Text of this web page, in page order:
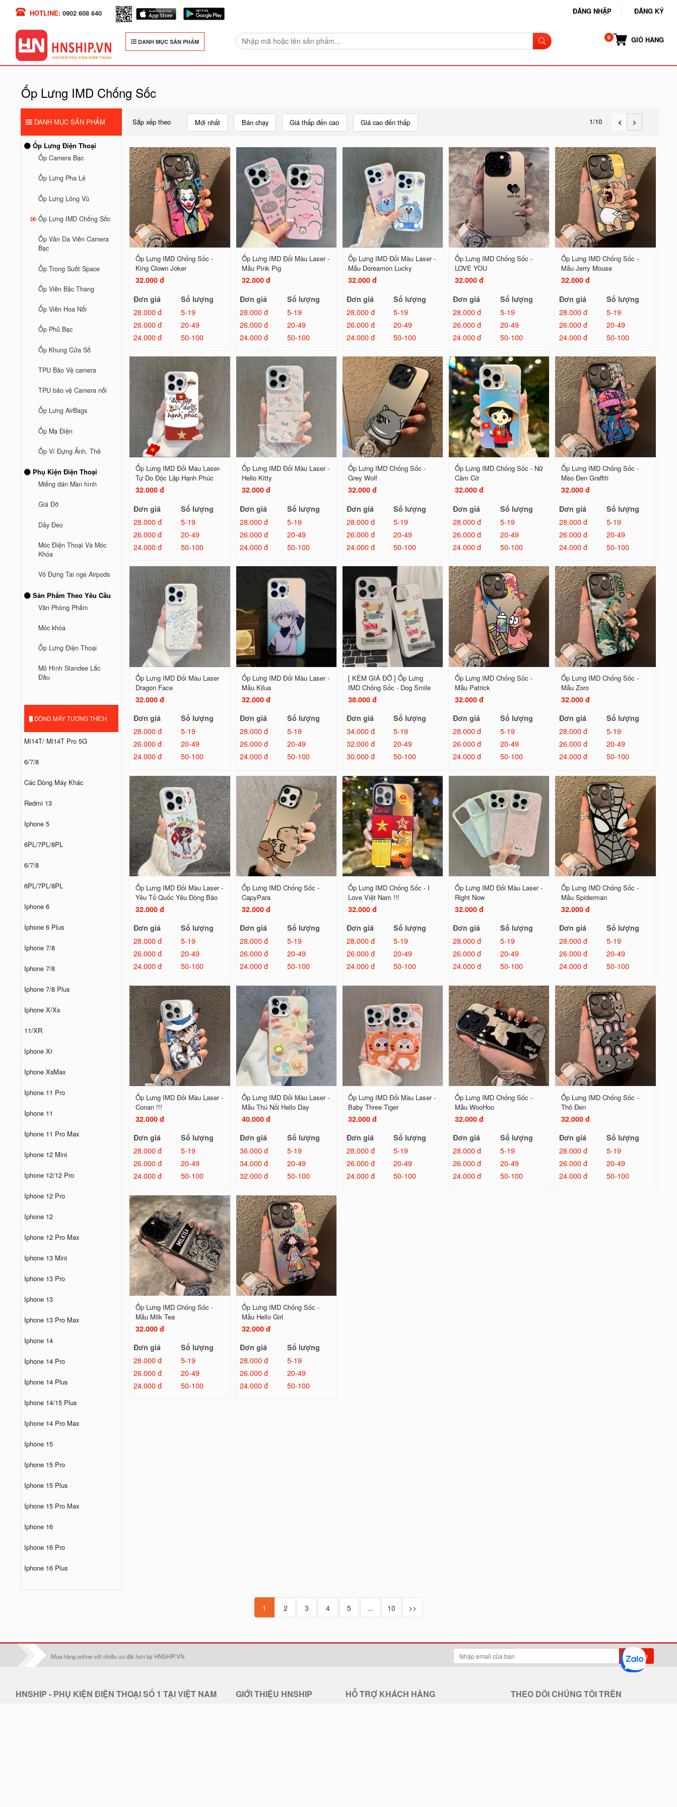
HOTLINE: 0902 608 640 ĐĂNG NHẬP ĐĂNG KÝ
DANH MỤC SẢN PHẨM GIỎ HÀNG
Ốp Lưng IMD Chống Sốc
DANH MỤC SẢN PHẨM
Ốp Lưng Điện Thoại
Ốp Camera Bạc
Ốp Lưng Pha Lê
Ốp Lưng Lông Vũ
Ốp Lưng IMD Chống Sốc
Ốp Vân Da Viền Camera
Bạc
Ốp Trong Suốt Space
Ốp Viền Bậc Thang
Ốp Viền Hoa Nổi
Ốp Phủ Bạc
Ốp Khung Cửa Sổ
TPU Bảo Vệ camera
TPU bảo vệ Camera nổi
Ốp Lưng AirBags
Ốp Mạ Điện
Ốp Ví Đựng Ảnh, Thẻ
Phụ Kiện Điện Thoại
Miếng dán Màn hình
Giá Đỡ
Dây Đeo
Móc Điện Thoại Và Móc
Khóa
Vỏ Đựng Tai nge Airpods
Sản Phẩm Theo Yêu Cầu
Văn Phòng Phẩm
Móc khóa
Ốp Lưng Điện Thoại
Mô Hình Standee Lắc
Đầu
DÒNG MÁY TƯƠNG THÍCH
Mi14T/ Mi14T Pro 5G
6/7/8
Các Dòng Máy Khác
Redmi 13
Iphone 5
6PL/7PL/8PL
6/7/8
6PL/7PL/8PL
Iphone 6
Iphone 6 Plus
Iphone 7/8
Iphone 7/8
Iphone 7/8 Plus
Iphone X/Xs
11/XR
Iphone Xr
Iphone XsMax
Iphone 11 Pro
Iphone 11
Iphone 11 Pro Max
Iphone 12 Mini
Iphone 12/12 Pro
Iphone 12 Pro
Iphone 12
Iphone 12 Pro Max
Iphone 13 Mini
Iphone 13 Pro
Iphone 13
Iphone 13 Pro Max
Iphone 14
Iphone 14 Pro
Iphone 14 Plus
Iphone 14/15 Plus
Iphone 14 Pro Max
Iphone 15
Iphone 15 Pro
Iphone 15 Plus
Iphone 15 Pro Max
Iphone 16
Iphone 16 Pro
Iphone 16 Plus
Iphone 16 Pro Max
Iphone 17 Air
Oppo F1S/A59
Sắp xếp theo Mới nhất Bán chạy Giá thấp đến cao Giá cao đến thấp 1/10
Ốp Lưng IMD Chống Sốc -
King Clown Joker
32.000 đ
Đơn giá
Số lượng
28.000 đ
5-19
26.000 đ
20-49
24.000 đ
50-100
Ốp Lưng IMD Đổi Màu Laser -
Mẫu Pink Pig
32.000 đ
Đơn giá
Số lượng
28.000 đ
5-19
26.000 đ
20-49
24.000 đ
50-100
Ốp Lưng IMD Đổi Màu Laser -
Mẫu Doreamon Lucky
32.000 đ
Đơn giá
Số lượng
28.000 đ
5-19
26.000 đ
20-49
24.000 đ
50-100
Ốp Lưng IMD Chống Sốc -
LOVE YOU
32.000 đ
Đơn giá
Số lượng
28.000 đ
5-19
26.000 đ
20-49
24.000 đ
50-100
Ốp Lưng IMD Chống Sốc -
Mẫu Jerry Mouse
32.000 đ
Đơn giá
Số lượng
28.000 đ
5-19
26.000 đ
20-49
24.000 đ
50-100
Ốp Lưng IMD Đổi Màu Laser-
Tự Do Độc Lập Hạnh Phúc
32.000 đ
Đơn giá
Số lượng
28.000 đ
5-19
26.000 đ
20-49
24.000 đ
50-100
Ốp Lưng IMD Đổi Màu Laser -
Hello Kitty
32.000 đ
Đơn giá
Số lượng
28.000 đ
5-19
26.000 đ
20-49
24.000 đ
50-100
Ốp Lưng IMD Chống Sốc -
Grey Wolf
32.000 đ
Đơn giá
Số lượng
28.000 đ
5-19
26.000 đ
20-49
24.000 đ
50-100
Ốp Lưng IMD Chống Sốc - Nữ
Cầm Cờ
32.000 đ
Đơn giá
Số lượng
28.000 đ
5-19
26.000 đ
20-49
24.000 đ
50-100
Ốp Lưng IMD Chống Sốc -
Mèo Đen Graffiti
32.000 đ
Đơn giá
Số lượng
28.000 đ
5-19
26.000 đ
20-49
24.000 đ
50-100
Ốp Lưng IMD Đổi Màu Laser
Dragon Face
32.000 đ
Đơn giá
Số lượng
28.000 đ
5-19
26.000 đ
20-49
24.000 đ
50-100
Ốp Lưng IMD Đổi Màu Laser -
Mẫu Kilua
32.000 đ
Đơn giá
Số lượng
28.000 đ
5-19
26.000 đ
20-49
24.000 đ
50-100
[ KÈM GIÁ ĐỠ ] Ốp Lưng
IMD Chống Sốc - Dog Smile
38.000 đ
Đơn giá
Số lượng
34.000 đ
5-19
32.000 đ
20-49
30.000 đ
50-100
Ốp Lưng IMD Chống Sốc -
Mẫu Patrick
32.000 đ
Đơn giá
Số lượng
28.000 đ
5-19
26.000 đ
20-49
24.000 đ
50-100
Ốp Lưng IMD Chống Sốc -
Mẫu Zoro
32.000 đ
Đơn giá
Số lượng
28.000 đ
5-19
26.000 đ
20-49
24.000 đ
50-100
Ốp Lưng IMD Đổi Màu Laser -
Yêu Tổ Quốc Yêu Đồng Bào
32.000 đ
Đơn giá
Số lượng
28.000 đ
5-19
26.000 đ
20-49
24.000 đ
50-100
Ốp Lưng IMD Chống Sốc -
CapyPara
32.000 đ
Đơn giá
Số lượng
28.000 đ
5-19
26.000 đ
20-49
24.000 đ
50-100
Ốp Lưng IMD Chống Sốc - I
Love Việt Nam !!!
32.000 đ
Đơn giá
Số lượng
28.000 đ
5-19
26.000 đ
20-49
24.000 đ
50-100
Ốp Lưng IMD Đổi Màu Laser -
Right Now
32.000 đ
Đơn giá
Số lượng
28.000 đ
5-19
26.000 đ
20-49
24.000 đ
50-100
Ốp Lưng IMD Chống Sốc -
Mẫu Spiderman
32.000 đ
Đơn giá
Số lượng
28.000 đ
5-19
26.000 đ
20-49
24.000 đ
50-100
Ốp Lưng IMD Đổi Màu Laser -
Conan !!!
32.000 đ
Đơn giá
Số lượng
28.000 đ
5-19
26.000 đ
20-49
24.000 đ
50-100
Ốp Lưng IMD Đổi Màu Laser -
Mẫu Thú Nổi Hello Day
40.000 đ
Đơn giá
Số lượng
36.000 đ
5-19
34.000 đ
20-49
32.000 đ
50-100
Ốp Lưng IMD Đổi Màu Laser -
Baby Three Tiger
32.000 đ
Đơn giá
Số lượng
28.000 đ
5-19
26.000 đ
20-49
24.000 đ
50-100
Ốp Lưng IMD Chống Sốc -
Mẫu WooHoo
32.000 đ
Đơn giá
Số lượng
28.000 đ
5-19
26.000 đ
20-49
24.000 đ
50-100
Ốp Lưng IMD Chống Sốc -
Thỏ Đen
32.000 đ
Đơn giá
Số lượng
28.000 đ
5-19
26.000 đ
20-49
24.000 đ
50-100
Ốp Lưng IMD Chống Sốc -
Mẫu Milk Tea
32.000 đ
Đơn giá
Số lượng
28.000 đ
5-19
26.000 đ
20-49
24.000 đ
50-100
Ốp Lưng IMD Chống Sốc -
Mẫu Hello Girl
32.000 đ
Đơn giá
Số lượng
28.000 đ
5-19
26.000 đ
20-49
24.000 đ
50-100
1 2 3 4 5 ... 10 >>
Mua hàng online với nhiều ưu đãi hơn tại HNSHIP.VN Đăng ký
HNSHIP - PHỤ KIỆN ĐIỆN THOẠI SỐ 1 TẠI VIỆT NAM GIỚI THIỆU HNSHIP HỖ TRỢ KHÁCH HÀNG THEO DÕI CHÚNG TÔI TRÊN